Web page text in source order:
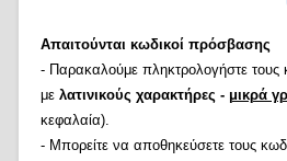
Απαιτούνται κωδικοί πρόσβασης
- Παρακαλούμε πληκτρολογήστε τους
με λατινικούς χαρακτήρες - μικρά
κεφαλαία).
- Μπορείτε να αποθηκεύσετε τους